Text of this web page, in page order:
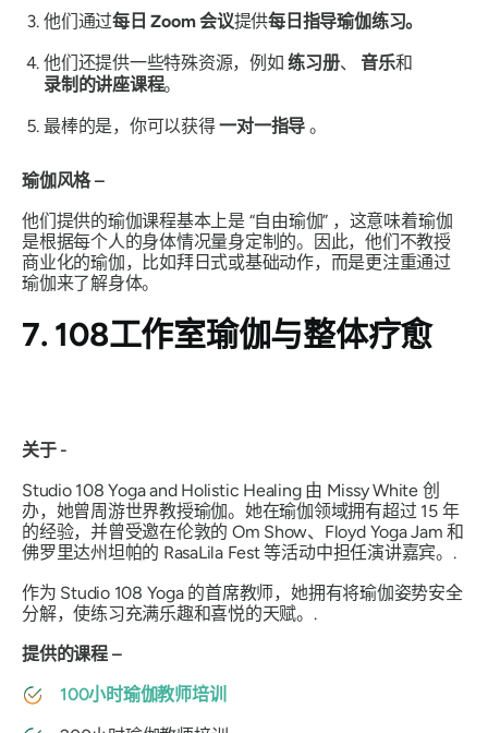
他们通过每日 Zoom 会议提供每日指导瑜伽练习。
他们还提供一些特殊资源，例如练习册、音乐和
录制的讲座课程。
最棒的是，你可以获得一对一指导 。
瑜伽风格 –
他们提供的瑜伽课程基本上是 “自由瑜伽” ，这意味着瑜伽
是根据每个人的身体情况量身定制的。因此，他们不教授
商业化的瑜伽，比如拜日式或基础动作，而是更注重通过
瑜伽来了解身体。
7. 108工作室瑜伽与整体疗愈
关于 -
Studio 108 Yoga and Holistic Healing 由 Missy White 创
办，她曾周游世界教授瑜伽。她在瑜伽领域拥有超过 15 年
的经验，并曾受邀在伦敦的 Om Show、Floyd Yoga Jam 和
佛罗里达州坦帕的 RasaLila Fest 等活动中担任演讲嘉宾。.
作为 Studio 108 Yoga 的首席教师，她拥有将瑜伽姿势安全
分解，使练习充满乐趣和喜悦的天赋。.
提供的课程 –
100小时瑜伽教师培训